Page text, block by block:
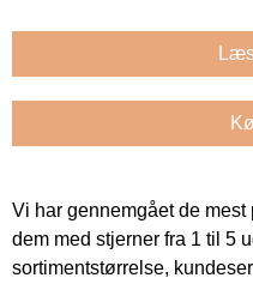
Vi har gennemgået de
dem med stjerner fra 1 til 5
sortimentstørrelse,